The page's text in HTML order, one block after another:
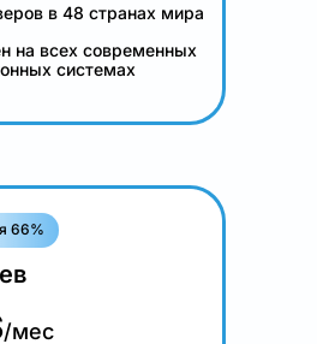
в 48 странах мира
на всех современных
системах
66%
/мес